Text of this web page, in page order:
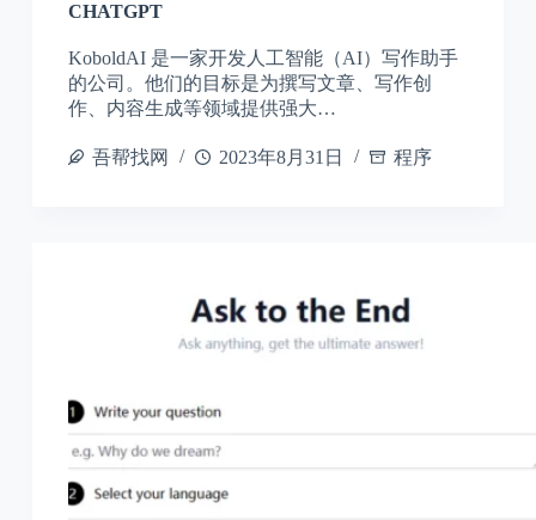
CHATGPT
KoboldAI 是一家开发人工智能（AI）写作助手
的公司。他们的目标是为撰写文章、写作创
作、内容生成等领域提供强大…
吾帮找网 2023年8月31日 程序